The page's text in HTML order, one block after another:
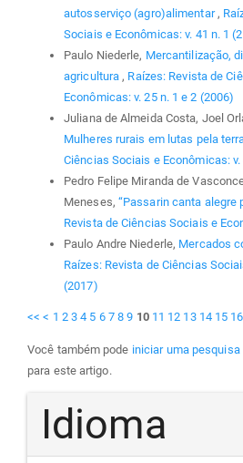
autosserviço (agro)alimentar ,
Sociais e Econômicas: v. 41 n. 1
Paulo Niederle, Mercantilização,
agricultura , Raízes: Revista de
Econômicas: v. 25 n. 1 e 2 (2006)
Juliana de Almeida Costa, Joel
Mulheres rurais em lutas pela
Ciências Sociais e Econômicas: v.
Pedro Felipe Miranda de
Meneses, “Passarin canta alegre
Revista de Ciências Sociais e
Paulo Andre Niederle, Mercados
Raízes: Revista de Ciências
(2017)
<< < 1 2 3 4 5 6 7 8 9 10 11 12 13 14 15 16
Você também pode iniciar uma
para este artigo.
Idioma